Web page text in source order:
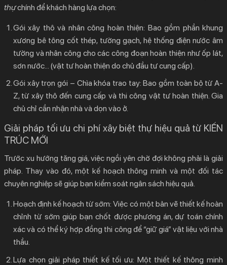
thựchính để khách hàng lựa chọn:
Gói xây thô và nhân công hoàn thiện: Bao gồm phần khung
xương bê tông cốt thép, tường gạch, hệ thống điện nước âm
tường và nhân công cho các công đoạn hoàn thiện như ốp lát,
sơn nước… (vật tư hoàn thiện do chủ đầu tư cung cấp).
Gói xây trọn gói – Chìa khóa trao tay: Bao gồm toàn bộ từ A-
Z, từ xây thô đến cung cấp và thi công vật tư hoàn thiện. Gia
chủ chỉ cần nhận nhà và dọn vào ở.
Giải pháp tối ưu chi phí xây biệt thự hiệu quả từ KIẾN
TRÚC MỚI
Trước xu hướng tăng giá, việc ngồi yên chờ đợi không phải là giải
pháp. Thay vào đó, một kế hoạch thông minh và một đối tác
chuyên nghiệp sẽ giúp bạn kiểm soát ngân sách hiệu quả.
Hoạch định kế hoạch từ sớm: Việc có một bản vẽ thiết kế hoàn
chỉnh từ sớm giúp bạn chốt được phương án, dự toán chính
xác và có thể ký hợp đồng thi công để “giữ giá” vật liệu với nhà
thầu.
Lựa chọn giải pháp thiết kế tối ưu: Một thiết kế thông minh